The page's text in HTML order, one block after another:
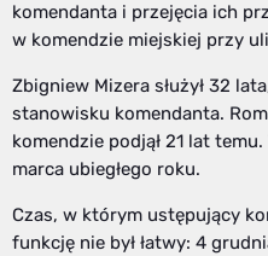
komendanta i przejęcia ich
w komendzie miejskiej przy
Zbigniew Mizera służył 32
stanowisku komendanta.
komendzie podjął 21 lat
marca ubiegłego roku.
Czas, w którym ustępujący
funkcję nie był łatwy: 4